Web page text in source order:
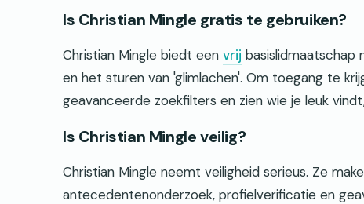
Is Christian Mingle gratis te gebruiken?
Christian Mingle biedt een vrij basislidmaatschap
en het sturen van 'glimlachen'. Om toegang te
geavanceerde zoekfilters en zien wie je leuk
Is Christian Mingle veilig?
Christian Mingle neemt veiligheid serieus. Ze
antecedentenonderzoek, profielverificatie en